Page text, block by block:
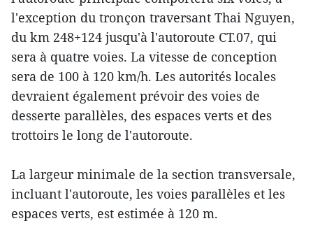
l'exception du tronçon traversant Thai Nguyen,
du km 248+124 jusqu'à l'autoroute CT.07, qui
sera à quatre voies. La vitesse de conception
sera de 100 à 120 km/h. Les autorités locales
devraient également prévoir des voies de
desserte parallèles, des espaces verts et des
trottoirs le long de l'autoroute.
La largeur minimale de la section transversale,
incluant l'autoroute, les voies parallèles et les
espaces verts, est estimée à 120 m.